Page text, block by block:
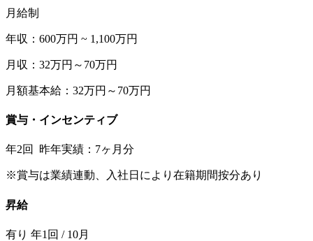
月給制
年収：600万円 ~ 1,100万円
月収：32万円～70万円
月額基本給：32万円～70万円
賞与・インセンティブ
年2回 昨年実績：7ヶ月分
※賞与は業績連動、入社日により在籍期間按分あり
昇給
有り 年1回 / 10月